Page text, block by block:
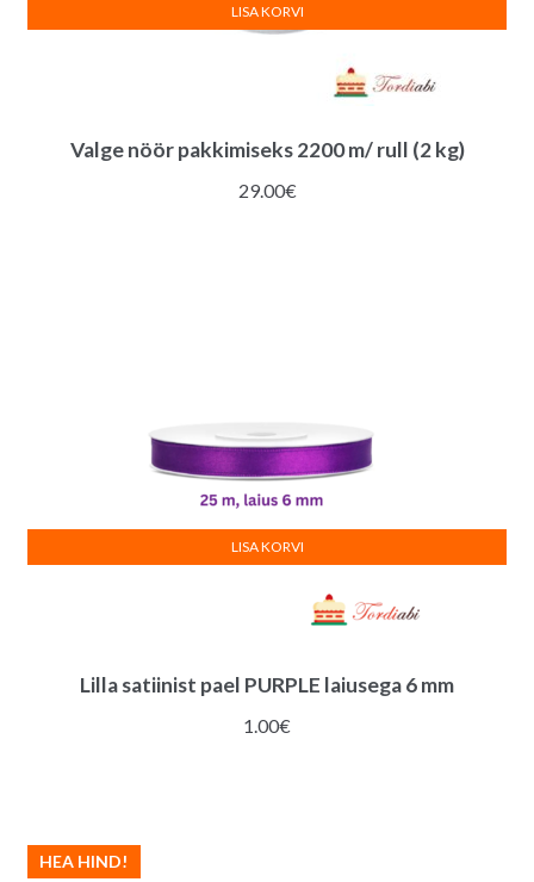
Valge nöör pakkimiseks 2200 m/ rull (2 kg)
29.00€
LISA KORVI
Lilla satiinist pael PURPLE laiusega 6 mm
1.00€
LISA KORVI
HEA HIND!